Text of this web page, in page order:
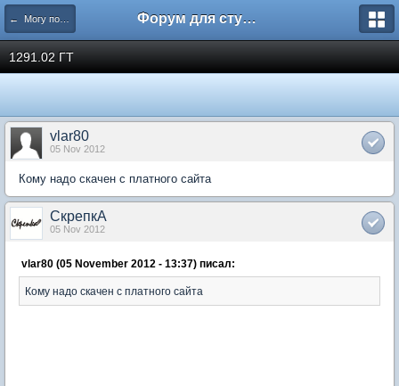
← Могу помочь Форум для студента СГА
1291.02 ГТ
vlar80
05 Nov 2012
Кому надо скачен с платного сайта
СкрепкА
05 Nov 2012
vlar80 (05 November 2012 - 13:37) писал:
Кому надо скачен с платного сайта